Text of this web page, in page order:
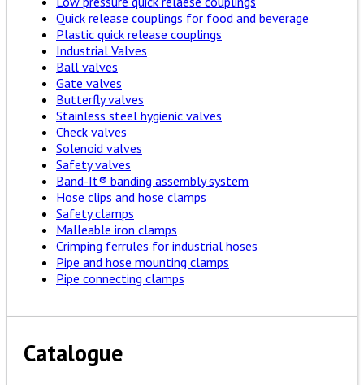
Quick release couplings for food and beverage
Plastic quick release couplings
Industrial Valves
Ball valves
Gate valves
Butterfly valves
Stainless steel hygienic valves
Check valves
Solenoid valves
Safety valves
Band-It® banding assembly system
Hose clips and hose clamps
Safety clamps
Malleable iron clamps
Crimping ferrules for industrial hoses
Pipe and hose mounting clamps
Pipe connecting clamps
Catalogue